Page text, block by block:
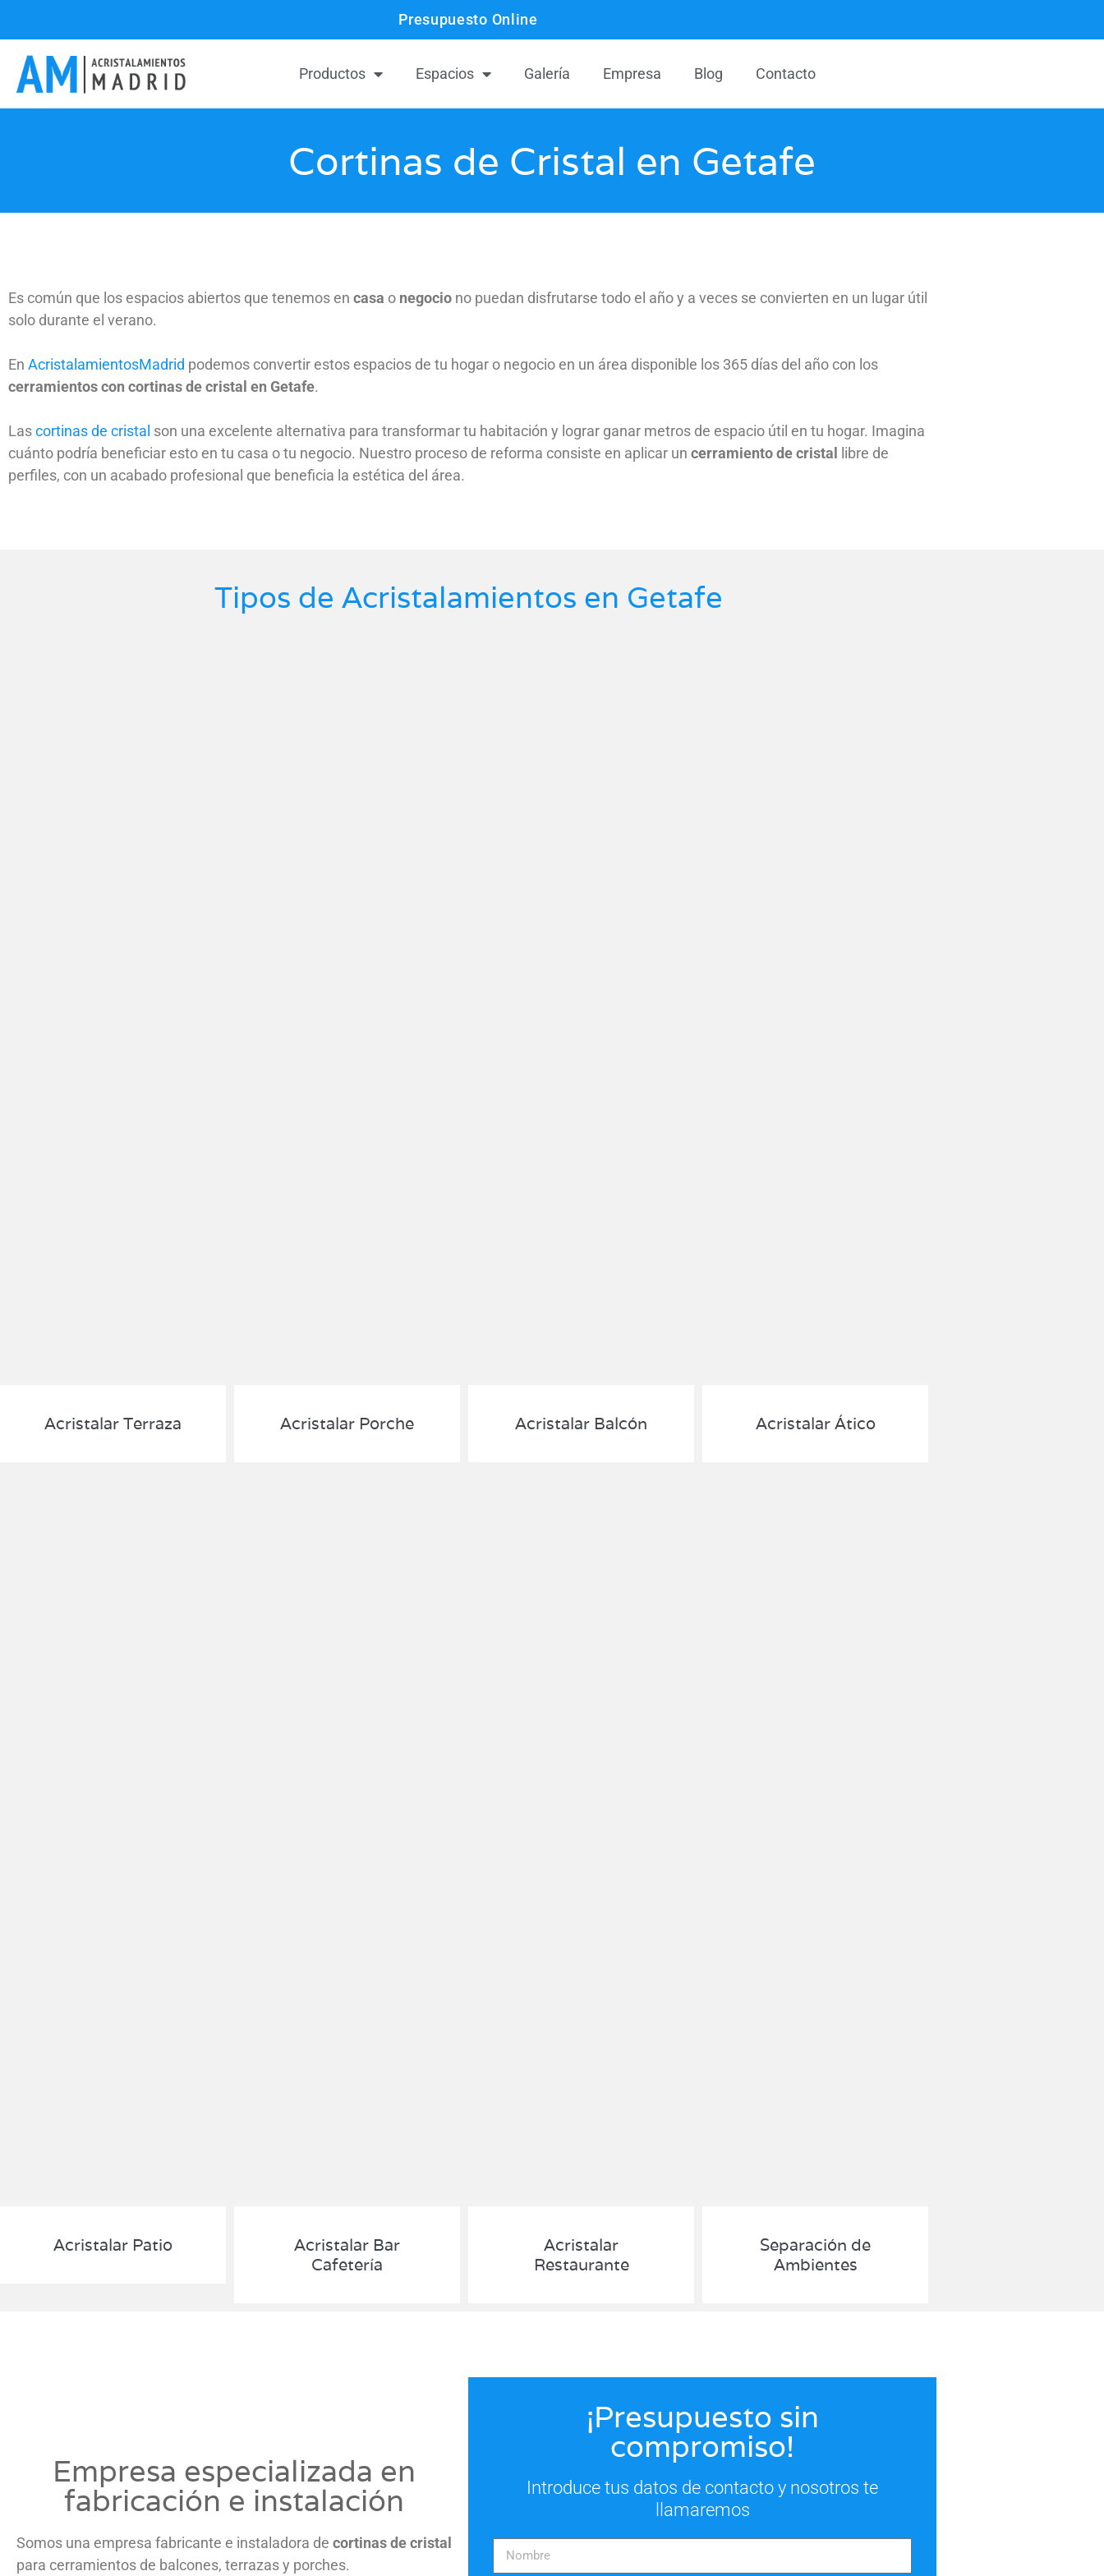
Presupuesto Online
Productos Espacios Galería Empresa Blog Contacto
Cortinas de Cristal en Getafe
Es común que los espacios abiertos que tenemos en casa o negocio no puedan disfrutarse todo el año y a veces se convierten en un lugar útil
solo durante el verano.
En AcristalamientosMadrid podemos convertir estos espacios de tu hogar o negocio en un área disponible los 365 días del año con los
cerramientos con cortinas de cristal en Getafe.
Lascortinas de cristal son una excelente alternativa para transformar tu habitación y lograr ganar metros de espacio útil en tu hogar. Imagina
cuánto podría beneficiar esto en tu casa o tu negocio. Nuestro proceso de reforma consiste en aplicar un cerramiento de cristal
libre de
perfiles, con un acabado profesional que beneficia la estética del área.
Tipos de Acristalamientos en Getafe
Acristalar Terraza Acristalar Porche Acristalar Balcón Acristalar Ático
Acristalar Patio
Acristalar Bar
Cafetería
Acristalar
Restaurante
Separación de
Ambientes
Empresa especializada en
fabricación e instalación
Somos una empresa fabricante e instaladora de cortinas de cristal
para cerramientos de balcones, terrazas y porches.
¡Presupuesto sin
compromiso!
Introduce tus datos de contacto y nosotros te
llamaremos